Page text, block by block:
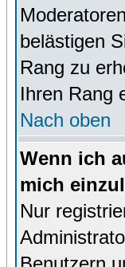
belästigen
Rang zu
Ihren Rang
Nach oben
Wenn ich
mich
Nur